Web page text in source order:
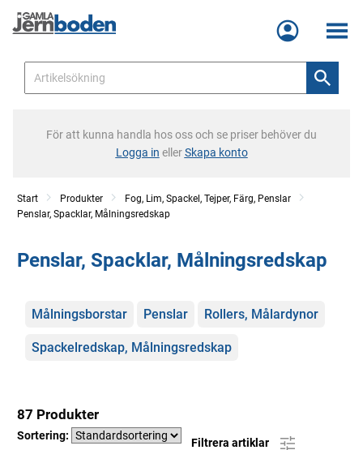
Meny
För att kunna handla hos oss och se priser behöver du
Logga in ellerSkapa konto
Start Produkter
Fog, Lim, Spackel, Tejper, Färg, Penslar
Penslar, Spacklar, Målningsredskap
Penslar, Spacklar, Målningsredskap
Kategorier
Målningsborstar Penslar Rollers, Målardynor
Spackelredskap, Målningsredskap
87 Produkter
Sortering:
Filtrera artiklar